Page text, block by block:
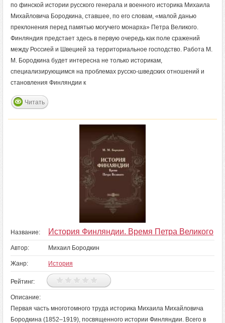
по финской истории русского генерала и военного историка Михаила
Михайловича Бородкина, ставшее, по его словам, «малой данью
преклонения перед памятью могучего монарха» Петра Великого.
Финляндия предстает здесь в первую очередь как поле сражений
между Россией и Швецией за территориальное господство. Работа М.
М. Бородкина будет интересна не только историкам,
специализирующимся на проблемах русско-шведских отношений и
становления Финляндии к
Читать
Название: История Финляндии. Время Петра Великого
Автор: Михаил Бородкин
Жанр: История
Рейтинг:
Описание:
Первая часть многотомного труда историка Михаила Михайловича
Бородкина (1852–1919), посвященного истории Финляндии. Всего в